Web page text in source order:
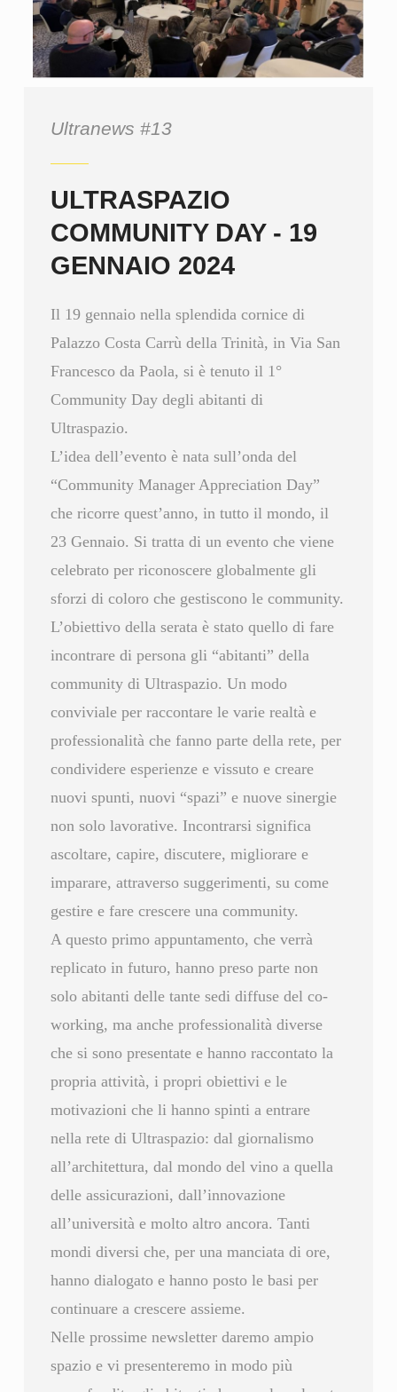
Ultranews #13
ULTRASPAZIO
COMMUNITY DAY - 19
GENNAIO 2024
Il 19 gennaio nella splendida cornice di
Palazzo Costa Carrù della Trinità, in Via San
Francesco da Paola, si è tenuto il 1°
Community Day degli abitanti di
Ultraspazio.
L’idea dell’evento è nata sull’onda del
“Community Manager Appreciation Day”
che ricorre quest’anno, in tutto il mondo, il
23 Gennaio. Si tratta di un evento che viene
celebrato per riconoscere globalmente gli
sforzi di coloro che gestiscono le community.
L’obiettivo della serata è stato quello di fare
incontrare di persona gli “abitanti” della
community di Ultraspazio. Un modo
conviviale per raccontare le varie realtà e
professionalità che fanno parte della rete, per
condividere esperienze e vissuto e creare
nuovi spunti, nuovi “spazi” e nuove sinergie
non solo lavorative. Incontrarsi significa
ascoltare, capire, discutere, migliorare e
imparare, attraverso suggerimenti, su come
gestire e fare crescere una community.
A questo primo appuntamento, che verrà
replicato in futuro, hanno preso parte non
solo abitanti delle tante sedi diffuse del co-
working, ma anche professionalità diverse
che si sono presentate e hanno raccontato la
propria attività, i propri obiettivi e le
motivazioni che li hanno spinti a entrare
nella rete di Ultraspazio: dal giornalismo
all’architettura, dal mondo del vino a quella
delle assicurazioni, dall’innovazione
all’università e molto altro ancora. Tanti
mondi diversi che, per una manciata di ore,
hanno dialogato e hanno posto le basi per
continuare a crescere assieme.
Nelle prossime newsletter daremo ampio
spazio e vi presenteremo in modo più